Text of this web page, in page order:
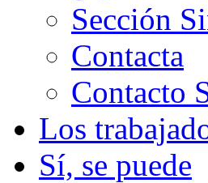
Sección
Contacta
Contacto
Los
Sí, se puede